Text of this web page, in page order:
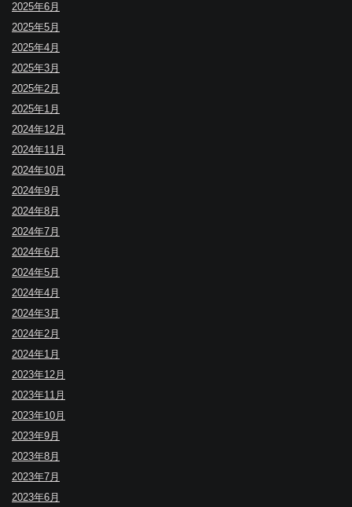
2025年6月
2025年5月
2025年4月
2025年3月
2025年2月
2025年1月
2024年12月
2024年11月
2024年10月
2024年9月
2024年8月
2024年7月
2024年6月
2024年5月
2024年4月
2024年3月
2024年2月
2024年1月
2023年12月
2023年11月
2023年10月
2023年9月
2023年8月
2023年7月
2023年6月